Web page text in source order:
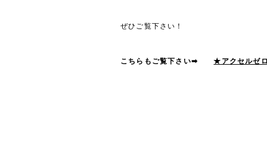
ぜひご覧下さい！
こちらもご覧下さい➡★アクセルゼ